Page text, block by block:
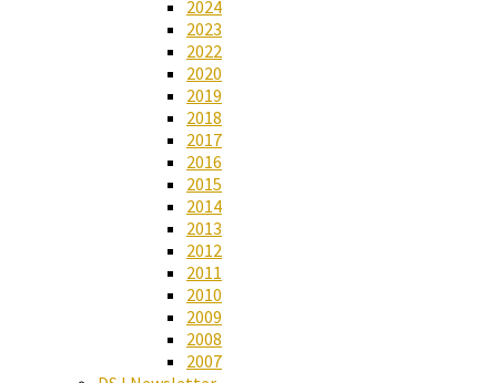
2024
2023
2022
2020
2019
2018
2017
2016
2015
2014
2013
2012
2011
2010
2009
2008
2007